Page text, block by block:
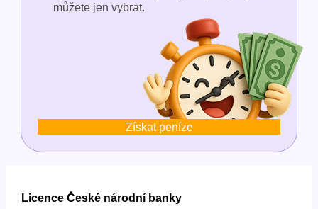
můžete jen vybrat.
Získat peníze
Licence České národní banky